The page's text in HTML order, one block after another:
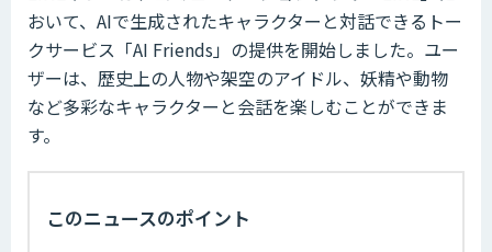
おいて、AIで生成されたキャラクターと対話できるトー
クサービス「AI Friends」の提供を開始しました。ユー
ザーは、歴史上の人物や架空のアイドル、妖精や動物
など多彩なキャラクターと会話を楽しむことができま
す。
このニュースのポイント